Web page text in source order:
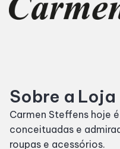
Horários
Cinema
Eventos
Sobre a Loja
Carmen Steffens hoje
conceituadas e
roupas e acessórios.